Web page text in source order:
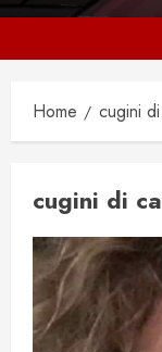
Home cugini
cugini di